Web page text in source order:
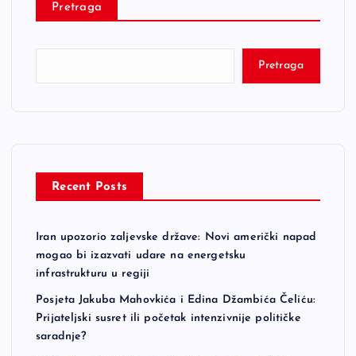
Pretraga
Pretraga
Recent Posts
Iran upozorio zaljevske države: Novi američki napad
mogao bi izazvati udare na energetsku
infrastrukturu u regiji
Posjeta Jakuba Mahovkića i Edina Džambića Čeliću:
Prijateljski susret ili početak intenzivnije političke
saradnje?